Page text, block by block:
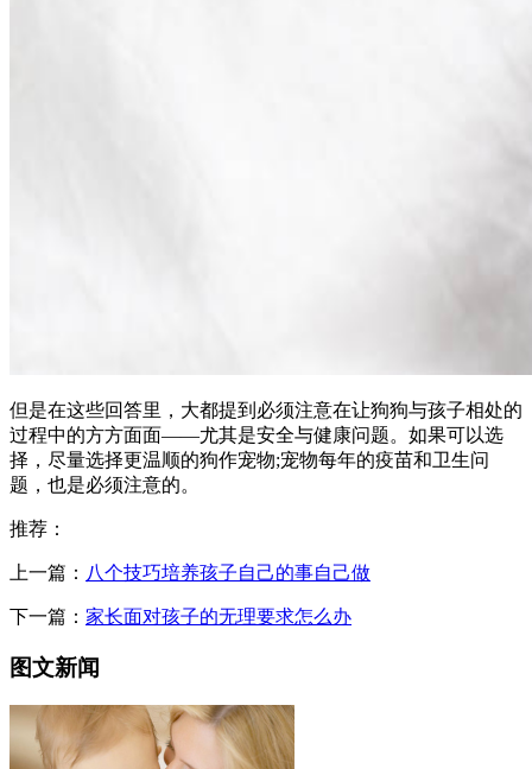
但是在这些回答里，大都提到必须注意在让狗狗与孩子相处的
过程中的方方面面——尤其是安全与健康问题。如果可以选
择，尽量选择更温顺的狗作宠物;宠物每年的疫苗和卫生问
题，也是必须注意的。
推荐：
上一篇： 八个技巧培养孩子自己的事自己做
下一篇： 家长面对孩子的无理要求怎么办
图文新闻